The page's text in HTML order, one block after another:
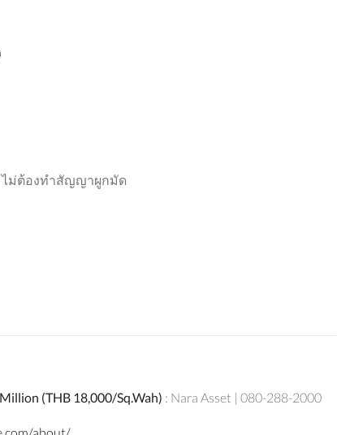
ไม่ต้องทำสัญญาผูกมัด
(THB 18,000/Sq.Wah) : Nara Asset | 080-288-2000